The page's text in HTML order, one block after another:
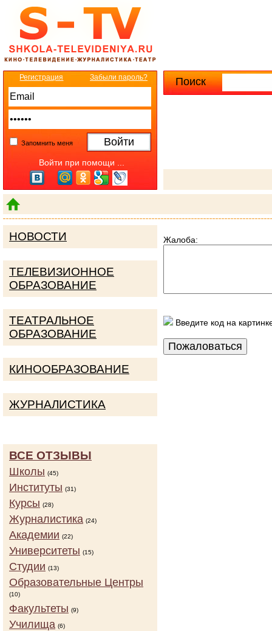
Поиск
Регистрация Забыли пароль?
Запомнить меня
Войти при помощи ...
Жалоба:
Введите код на
НОВОСТИ
ТЕЛЕВИЗИОННОЕ
ОБРАЗОВАНИЕ
ТЕАТРАЛЬНОЕ
ОБРАЗОВАНИЕ
КИНООБРАЗОВАНИЕ
ЖУРНАЛИСТИКА
ВСЕ ОТЗЫВЫ
Школы (45)
Институты (31)
Курсы (28)
Журналистика (24)
Академии (22)
Университеты (15)
Студии (13)
Образовательные Центры
(10)
Факультеты (9)
Училища (6)